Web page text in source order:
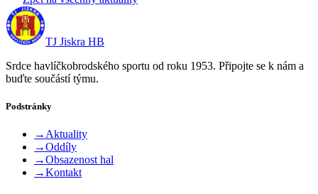
TJ Jiskra HB
Srdce havlíčkobrodského sportu od roku 1953. Připojte se k nám a
buďte součástí týmu.
Podstránky
→ Aktuality
→Oddíly
→Obsazenost hal
→Kontakt